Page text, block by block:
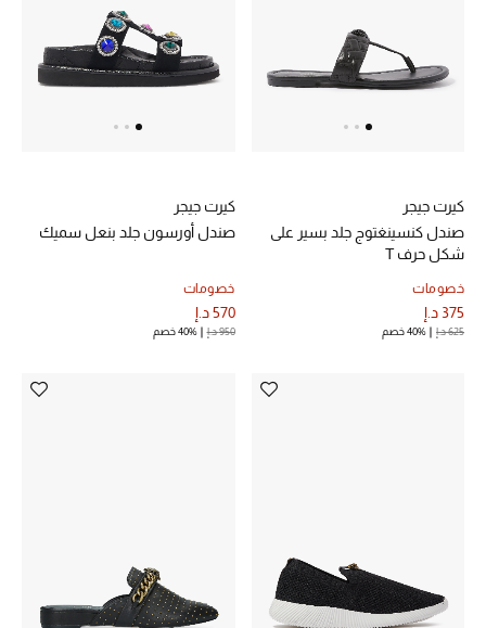
مستلزمات المنزل
جديد لدينا
نسوقوا أحدث ما وصلنا
ركن أناقة المنتجعات
كيرت جيجر
صندل كنسينغتوج جلد بسير على
شكل حرف T
خصومات
375 د.إ
625 د.إ 40% خصم
كيرت جيجر
صندل أورسون جلد بنعل سميك
خصومات
570 د.إ
950 د.إ 40% خصم